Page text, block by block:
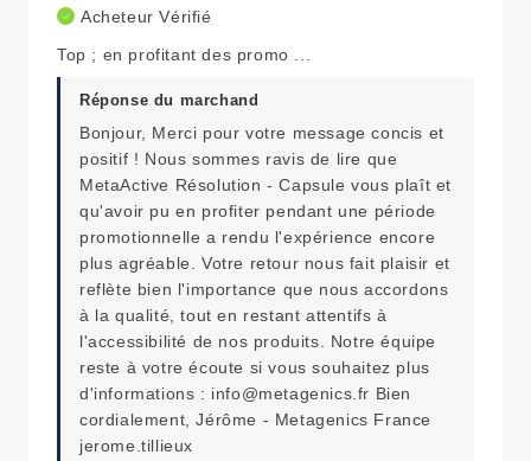
Acheteur Vérifié
Top ; en profitant des promo ...
Réponse du marchand
Bonjour, Merci pour votre message concis et
positif ! Nous sommes ravis de lire que
MetaActive Résolution - Capsule vous plaît et
qu'avoir pu en profiter pendant une période
promotionnelle a rendu l'expérience encore
plus agréable. Votre retour nous fait plaisir et
reflète bien l'importance que nous accordons
à la qualité, tout en restant attentifs à
l'accessibilité de nos produits. Notre équipe
reste à votre écoute si vous souhaitez plus
d'informations : info@metagenics.fr Bien
cordialement, Jérôme - Metagenics France
jerome.tillieux